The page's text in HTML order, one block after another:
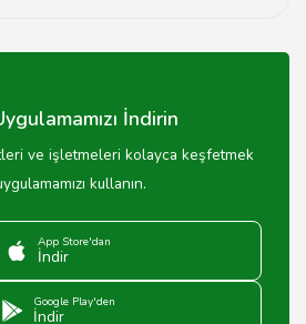
İndirin
ve işletmeleri kolayca keşfetmek
kullanın.
App Store'dan
İndir
Google Play'den
İndir